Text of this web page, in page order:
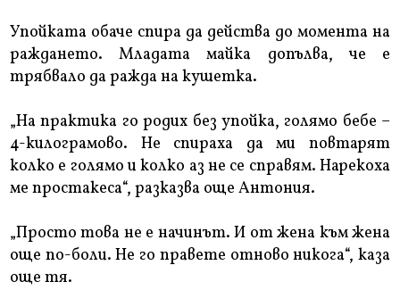
Упойката обаче спира да действа до момента на
раждането. Младата майка допълва, че е
трябвало да ражда на кушетка.
„На практика го родих без упойка, голямо бебе –
4-килограмово. Не спираха да ми повтарят
колко е голямо и колко аз не се справям. Нарекоха
ме простакеса“, разказва още Антония.
„Просто това не е начинът. И от жена към жена
още по-боли. Не го правете отново никога“, каза
още тя.